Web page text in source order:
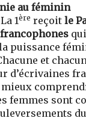
au féminin
1ère reçoitle
puissance
et
d’écrivaines
femmes sont